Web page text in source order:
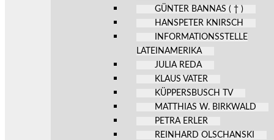
GÜNTER BANNAS ( † )
HANSPETER KNIRSCH
INFORMATIONSSTELLE
LATEINAMERIKA
JULIA REDA
KLAUS VATER
KÜPPERSBUSCH TV
MATTHIAS W. BIRKWALD
PETRA ERLER
REINHARD OLSCHANSKI